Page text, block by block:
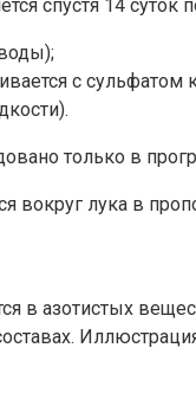
спустя 14
с сульфатом
только в
вокруг лука в
в азотистых